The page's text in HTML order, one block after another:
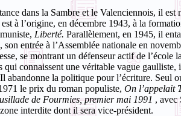
dans la Sambre et le Valenciennois, il
à l’origine, en décembre 1943, à la
Liberté. Parallèlement, en 1945, il
entrée à l’Assemblée nationale en
se montrant un défenseur actif de l’école
connaissent une véritable vague gaulliste,
abandonne la politique pour l’écriture. Seul
le prix du roman populiste, On l’appelait
de Fourmies, premier mai 1991 , avec
interdite dont il sera vice-président.